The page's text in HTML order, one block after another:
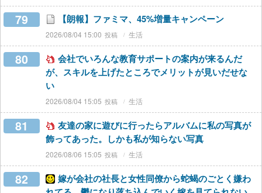
79 【朗報】ファミマ、45%増量キャンペーン
2026/08/04 15:00 生活
80
会社でいろんな教育サポートの案内が来るんだ
が、スキルを上げたところでメリットが見いだせな
い
2026/08/04 15:05 生活
81
友達の家に遊びに行ったらアルバムに私の写真が
飾ってあった。しかも私が知らない写真
2026/08/06 15:05 生活
82
嫁が会社の社長と女性同僚から蛇蝎のごとく嫌わ